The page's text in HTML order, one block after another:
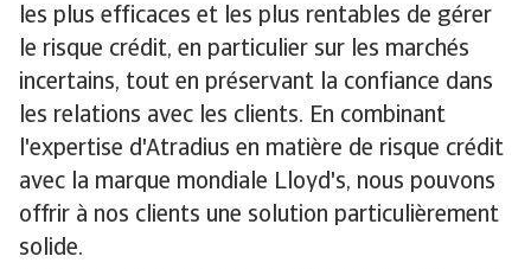
les plus efficaces et les plus rentables de gérer
le risque crédit, en particulier sur les marchés
incertains, tout en préservant la confiance dans
les relations avec les clients. En combinant
l'expertise d'Atradius en matière de risque crédit
avec la marque mondiale Lloyd's, nous pouvons
offrir à nos clients une solution particulièrement
solide.